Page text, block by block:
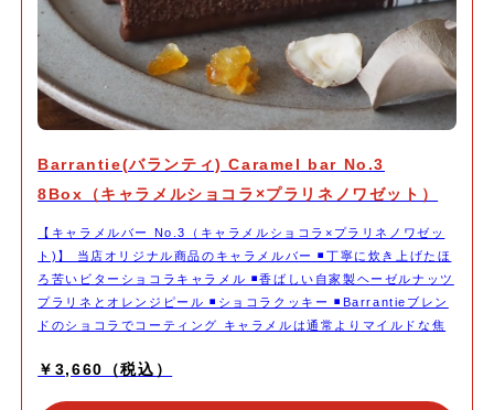
Barrantie(バランティ) Caramel bar No.3
8Box（キャラメルショコラ×プラリネノワゼット）
【キャラメルバー No.3（キャラメルショコラ×プラリネノワゼッ
ト)】 当店オリジナル商品のキャラメルバー ◾️丁寧に炊き上げたほ
ろ苦いビターショコラキャラメル ◾️香ばしい自家製ヘーゼルナッツ
プラリネとオレンジピール ◾️ショコラクッキー ◾️Barrantieブレン
ドのショコラでコーティング キャラメルは通常よりマイルドな焦
を加え深みのある味わいに。 ヘーゼルナッツのプラリネは、皮ご
￥3,660（税込）